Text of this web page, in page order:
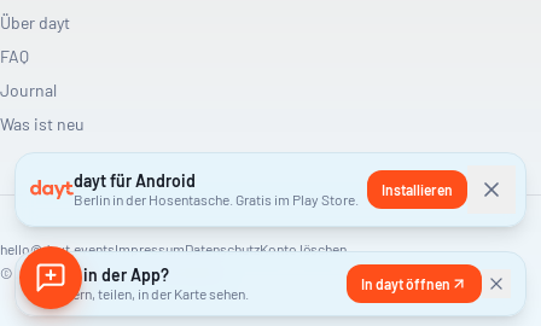
Lieber in der App?
Speichern, teilen, in der Karte sehen.
In dayt öffnen
Über dayt
FAQ
Journal
Was ist neu
hello@dayt.eventsImpressumDatenschutzKonto löschen
© 2026 dayt. Alle Rechte vorbehalten.
dayt für Android
Berlin in der Hosentasche. Gratis im Play Store.
Installieren